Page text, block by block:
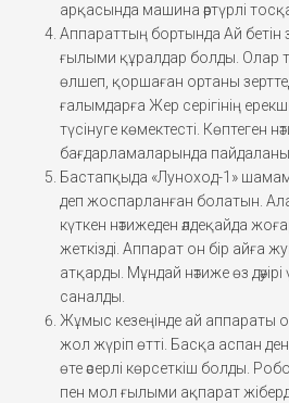
арқасында машина әртүрлі
Аппараттың бортында Ай бетін
ғылыми құралдар болды. Олар
өлшеп, қоршаған ортаны
ғалымдарға Жер серігінің
түсінуге көмектесті. Көптеген
бағдарламаларында
Бастапқыда «Луноход-1»
деп жоспарланған болатын.
күткен нәтижеден әлдеқайда
жеткізді. Аппарат он бір айға
атқарды. Мұндай нәтиже өз
саналды.
Жұмыс кезеңінде ай
жол жүріп өтті. Басқа аспан
өте әсерлі көрсеткіш болды.
пен мол ғылыми ақпарат